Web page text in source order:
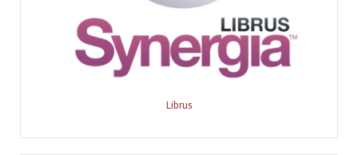
Librus